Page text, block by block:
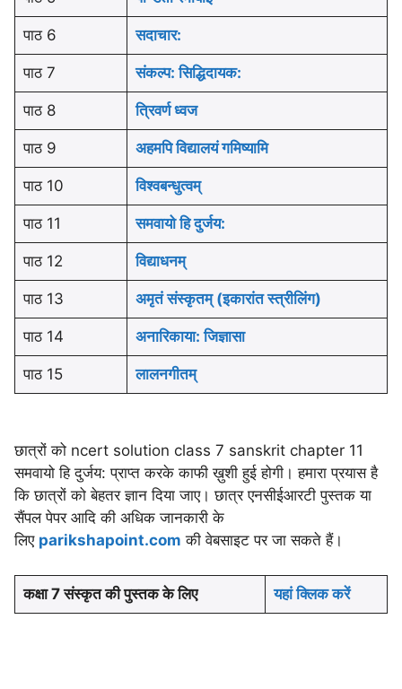
पाठ 6 सदाचार:
पाठ 7 संकल्प: सिद्धिदायक:
पाठ 8 त्रिवर्ण ध्वज
पाठ 9 अहमपि विद्यालयं गमिष्यामि
पाठ 10 विश्वबन्धुत्वम्
पाठ 11 समवायो हि दुर्जय:
पाठ 12 विद्याधनम्
पाठ 13 अमृतं संस्कृतम् (इकारांत स्त्रीलिंग)
पाठ 14 अनारिकाया: जिज्ञासा
पाठ 15 लालनगीतम्
छात्रों को ncert solution class 7 sanskrit chapter 11
समवायो हि दुर्जय: प्राप्त करके काफी ख़ुशी हुई होगी। हमारा प्रयास है
कि छात्रों को बेहतर ज्ञान दिया जाए। छात्र एनसीईआरटी पुस्तक या
सैंपल पेपर आदि की अधिक जानकारी के
लिए parikshapoint.com की वेबसाइट पर जा सकते हैं।
कक्षा 7 संस्कृत की पुस्तक के लिए यहां क्लिक करें